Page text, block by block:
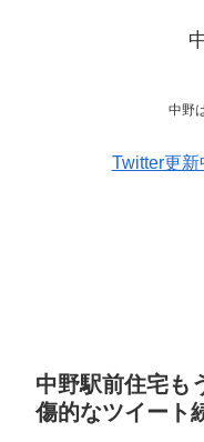
中野
Twitter更新
中野駅前住宅も
傷的なツイート